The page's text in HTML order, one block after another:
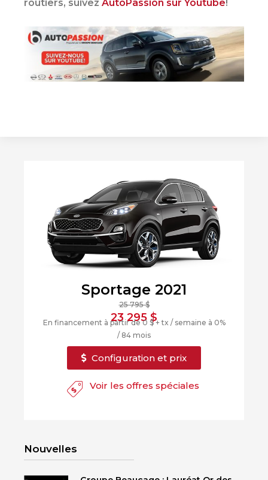
routiers, suivez AutoPassion sur Youtube!
Sportage 2021
25 795 $
23 295 $
En financement à partir de 0 $ + tx / semaine à 0%
/ 84 mois
Configuration et prix
Voir les offres spéciales
Nouvelles
SHERBROOKE
SHERBROOKE
DRUMMONDVILLE
GRANBY
ST-HYACINTHE